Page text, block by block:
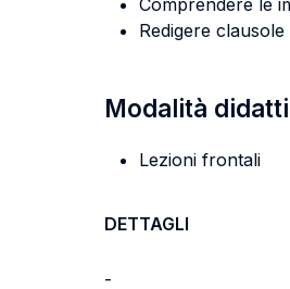
Comprendere le
Redigere
Modalità
Lezioni frontali
DETTAGLI
-